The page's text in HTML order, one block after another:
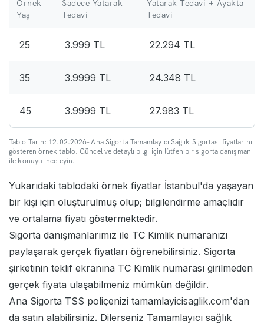
Örnek
Yaş
Sadece Yatarak
Tedavi
Yatarak Tedavi + Ayakta
Tedavi
25 3.999 TL 22.294 TL
35 3.9999 TL 24.348 TL
45 3.9999 TL 27.983 TL
Tablo Tarih: 12.02.2026- Ana Sigorta Tamamlayıcı Sağlık Sigortası fiyatlarını
gösteren örnek tablo. Güncel ve detaylı bilgi için lütfen bir sigorta danışmanı
ile konuyu inceleyin.
Yukarıdaki tablodaki örnek fiyatlar İstanbul'da yaşayan
bir kişi için oluşturulmuş olup; bilgilendirme amaçlıdır
ve ortalama fiyatı göstermektedir.
Sigorta danışmanlarımız ile TC Kimlik numaranızı
paylaşarak gerçek fiyatları öğrenebilirsiniz. Sigorta
şirketinin teklif ekranına TC Kimlik numarası girilmeden
gerçek fiyata ulaşabilmeniz mümkün değildir.
Ana Sigorta TSS poliçenizi tamamlayicisaglik.com'dan
da satın alabilirsiniz. Dilerseniz Tamamlayıcı sağlık